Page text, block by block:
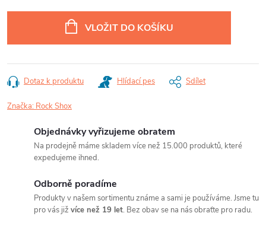
VLOŽIT DO KOŠÍKU
Dotaz k produktu Hlídací pes Sdílet
Značka: Rock Shox
Objednávky vyřizujeme obratem
Na prodejně máme skladem více než 15.000 produktů, které
expedujeme ihned.
Odborně poradíme
Produkty v našem sortimentu známe a sami je používáme. Jsme tu
pro vás již více než 19 let. Bez obav se na nás obraťte pro radu.